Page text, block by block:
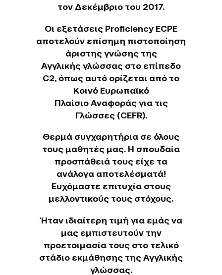
τον Δεκέμβριο του 2017.
Οι εξετάσεις Proficiency ECPE
αποτελούν επίσημη πιστοποίηση
άριστης γνώσης της
Αγγλικής γλώσσας στο επίπεδο
C2, όπως αυτό ορίζεται από το
Κοινό Ευρωπαϊκό
Πλαίσιο Αναφοράς για τις
Γλώσσες (CEFR).
Θερμά συγχαρητήρια σε όλους
τους μαθητές μας. Η σπουδαία
προσπάθειά τους είχε τα
ανάλογα αποτελέσματά!
Ευχόμαστε επιτυχία στους
μελλοντικούς τους στόχους.
Ήταν ιδιαίτερη τιμή για εμάς να
μας εμπιστευτούν την
προετοιμασία τους στο τελικό
στάδιο εκμάθησης της Αγγλικής
γλώσσας.